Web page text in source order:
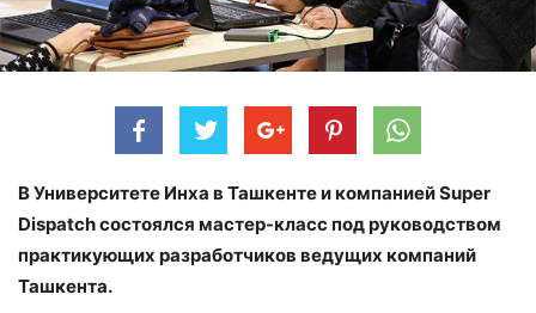
В Университете Инха в Ташкенте и компанией Super
Dispatch состоялся мастер-класспод руководством
практикующих разработчиков ведущих компаний
Ташкента.